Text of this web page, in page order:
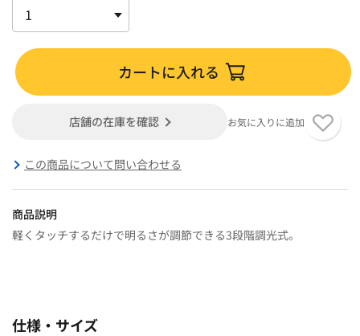
カートに入れる
店舗の在庫を確認 お気に入りに追加
この商品について問い合わせる
商品説明
軽くタッチするだけで明るさが調節できる3段階調光式。
仕様・サイズ